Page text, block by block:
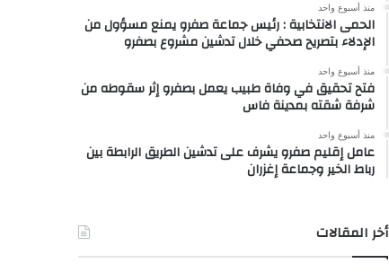
منذ أسبوع واحد
الحمى الانتخابية : رئيس جماعة صفرو يمنع مسؤول من
الإدلاء بتصريح صحفي خلال تدشين مشروع بصفرو
منذ أسبوع واحد
فتح تحقيق في وفاة طبيب يعمل بصفرو إثر سقوطه من
شرفة شقته بمدينة فاس
منذ أسبوع واحد
عامل إقليم صفرو يشرف على تدشين الطريق الرابطة بين
رباط الخير وجماعة إغزران
أخر المقالات